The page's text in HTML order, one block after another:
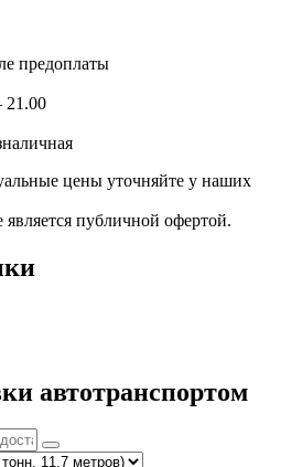
предоплаты
21.00
цены уточняйте у наших
публичной офертой.
автотранспортом